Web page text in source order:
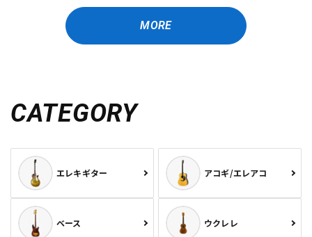
MORE
CATEGORY
エレキギター アコギ/エレアコ
ベース ウクレレ